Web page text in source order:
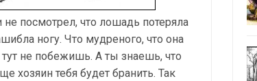
посмотрел, что лошадь потеряла
ногу. Что мудреного, что она
не побежишь. А ты знаешь, что
хозяин тебя будет бранить. Так